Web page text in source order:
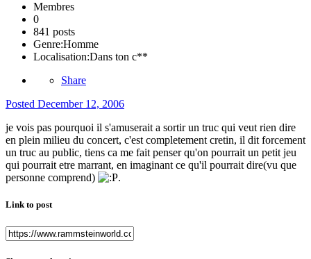
Membres
0
841 posts
Genre:Homme
Localisation:Dans ton c**
Share
Posted December 12, 2006
je vois pas pourquoi il s'amuserait a sortir un truc qui veut rien dire
en plein milieu du concert, c'est completement cretin, il dit forcement
un truc au public, tiens ca me fait penser qu'on pourrait un petit jeu
qui pourrait etre marrant, en imaginant ce qu'il pourrait dire(vu que
personne comprend)
.
Link to post